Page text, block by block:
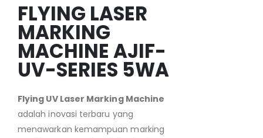
FLYING LASER
MARKING
MACHINE AJIF-
UV-SERIES 5WA
Flying UV Laser Marking Machine
adalah inovasi terbaru yang
menawarkan kemampuan marking